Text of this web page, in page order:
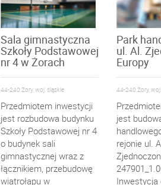
Sala gimnastyczna
Szkoły Podstawowej
nr 4 w Żorach
44-240 Żory, woj. śląskie
Przedmiotem inwestycji
jest rozbudowa budynku
Szkoły Podstawowej nr 4
o budynek sali
gimnastycznej wraz z
łącznikiem, przebudowę
wiatrołapu w
Park
ul. Al.
Europy
44-240 Żory,
jest
rejonie ul.
Inwestycja